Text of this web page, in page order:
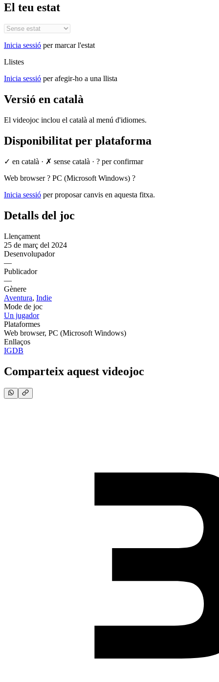
El teu estat
Inicia sessió per marcar l'estat
Llistes
Inicia sessió per afegir-ho a una llista
Versió en català
El videojoc inclou el català al menú d'idiomes.
Disponibilitat per plataforma
✓ en català · ✗ sense català · ? per confirmar
Web browser ? PC (Microsoft Windows) ?
Inicia sessió per proposar canvis en aquesta fitxa.
Detalls del joc
Llençament
25 de març del 2024
Desenvolupador
—
Publicador
—
Gènere
Aventura, Indie
Mode de joc
Un jugador
Plataformes
Web browser, PC (Microsoft Windows)
Enllaços
IGDB
Comparteix aquest videojoc